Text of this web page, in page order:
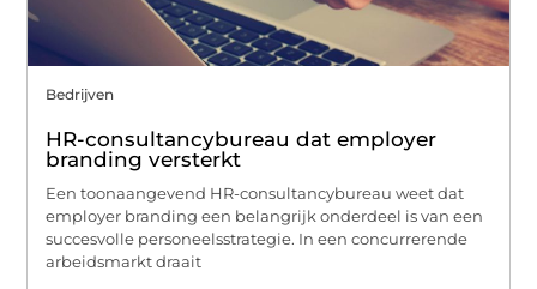
Bedrijven
HR-consultancybureau dat employer
branding versterkt
Een toonaangevend HR-consultancybureau weet dat
employer branding een belangrijk onderdeel is van een
succesvolle personeelsstrategie. In een concurrerende
arbeidsmarkt draait